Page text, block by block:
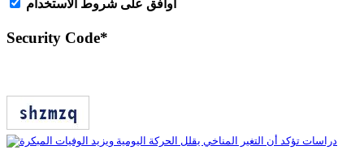
اُوافق على شروط الأستخدام
Security Code*